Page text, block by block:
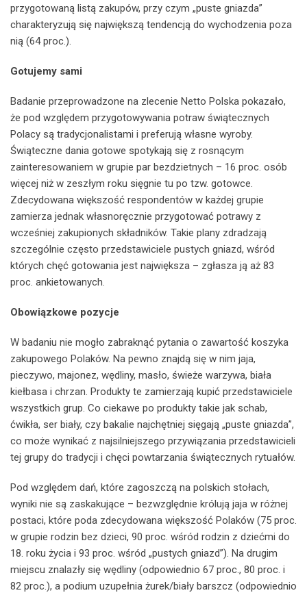
przygotowaną listą zakupów, przy czym „puste gniazda”
charakteryzują się największą tendencją do wychodzenia poza
nią (64 proc.).
Gotujemy sami
Badanie przeprowadzone na zlecenie Netto Polska pokazało,
że pod względem przygotowywania potraw świątecznych
Polacy są tradycjonalistami i preferują własne wyroby.
Świąteczne dania gotowe spotykają się z rosnącym
zainteresowaniem w grupie par bezdzietnych – 16 proc. osób
więcej niż w zeszłym roku sięgnie tu po tzw. gotowce.
Zdecydowana większość respondentów w każdej grupie
zamierza jednak własnoręcznie przygotować potrawy z
wcześniej zakupionych składników. Takie plany zdradzają
szczególnie często przedstawiciele pustych gniazd, wśród
których chęć gotowania jest największa – zgłasza ją aż 83
proc. ankietowanych.
Obowiązkowe pozycje
W badaniu nie mogło zabraknąć pytania o zawartość koszyka
zakupowego Polaków. Na pewno znajdą się w nim jaja,
pieczywo, majonez, wędliny, masło, świeże warzywa, biała
kiełbasa i chrzan. Produkty te zamierzają kupić przedstawiciele
wszystkich grup. Co ciekawe po produkty takie jak schab,
ćwikła, ser biały, czy bakalie najchętniej sięgają „puste gniazda”,
co może wynikać z najsilniejszego przywiązania przedstawicieli
tej grupy do tradycji i chęci powtarzania świątecznych rytuałów.
Pod względem dań, które zagoszczą na polskich stołach,
wyniki nie są zaskakujące – bezwzględnie królują jaja w różnej
postaci, które poda zdecydowana większość Polaków (75 proc.
w grupie rodzin bez dzieci, 90 proc. wśród rodzin z dziećmi do
18. roku życia i 93 proc. wśród „pustych gniazd”). Na drugim
miejscu znalazły się wędliny (odpowiednio 67 proc., 80 proc. i
82 proc.), a podium uzupełnia żurek/biały barszcz (odpowiednio